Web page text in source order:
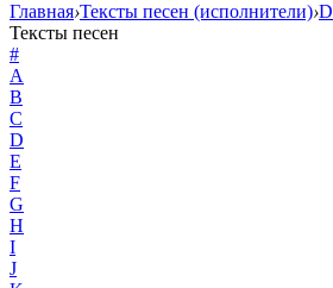
Главная›Тексты песен (исполнители)›D
Тексты песен
#
A
B
C
D
E
F
G
H
I
J